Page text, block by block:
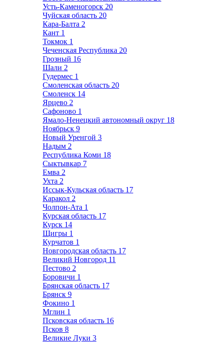
Усть-Каменогорск 20
Чуйская область 20
Кара-Балта 2
Кант 1
Токмок 1
Чеченская Республика 20
Грозный 16
Шали 2
Гудермес 1
Смоленская область 20
Смоленск 14
Ярцево 2
Сафоново 1
Ямало-Ненецкий автономный округ 18
Ноябрьск 9
Новый Уренгой 3
Надым 2
Республика Коми 18
Сыктывкар 7
Емва 2
Ухта 2
Иссык-Кульская область 17
Каракол 2
Чолпон-Ата 1
Курская область 17
Курск 14
Щигры 1
Курчатов 1
Новгородская область 17
Великий Новгород 11
Пестово 2
Боровичи 1
Брянская область 17
Брянск 9
Фокино 1
Мглин 1
Псковская область 16
Псков 8
Великие Луки 3